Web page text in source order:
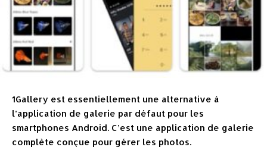
1Gallery est essentiellement une alternative à
l’application de galerie par défaut pour les
smartphones Android. C’est une application de galerie
complète conçue pour gérer les photos.